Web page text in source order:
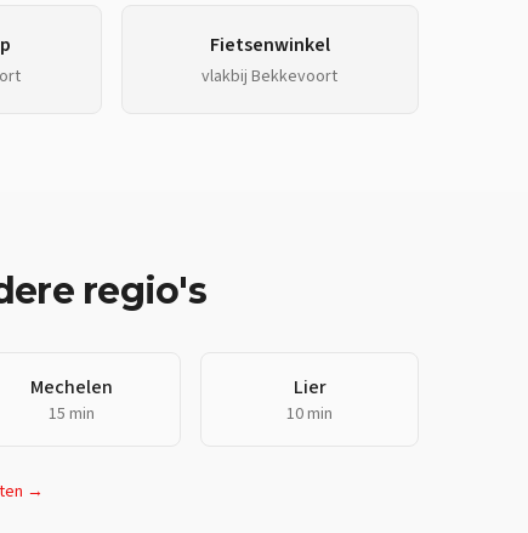
Fietsenwinkel
vlakbijBekkevoort
regio's
Mechelen
15 min
Lier
10 min
→